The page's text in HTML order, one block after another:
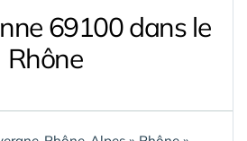
69100 dans le
Rhône